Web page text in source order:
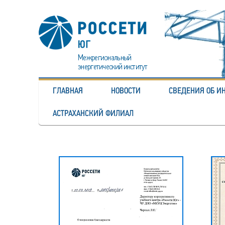
ГЛАВНАЯ НОВОСТИ СВЕДЕНИЯ ОБ
АСТРАХАНСКИЙ ФИЛИАЛ